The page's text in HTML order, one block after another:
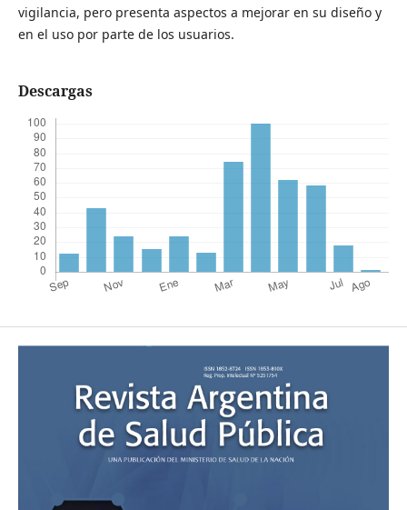
vigilancia, pero presenta aspectos a mejorar en su diseño y
en el uso por parte de los usuarios.
Descargas